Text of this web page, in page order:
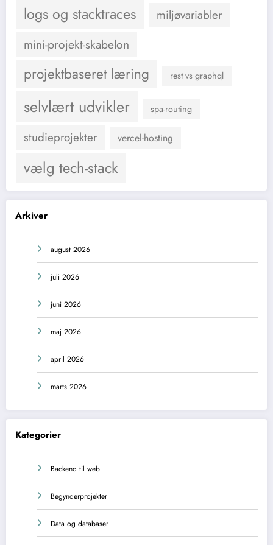
logs og stacktraces miljøvariabler
mini-projekt-skabelon
projektbaseret læring rest vs graphql
selvlært udvikler spa-routing
studieprojekter vercel-hosting
vælg tech-stack
Arkiver
august 2026
juli 2026
juni 2026
maj 2026
april 2026
marts 2026
Kategorier
Backend til web
Begynderprojekter
Data og databaser